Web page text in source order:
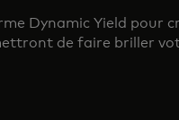
Dynamic Yield pour
de faire briller